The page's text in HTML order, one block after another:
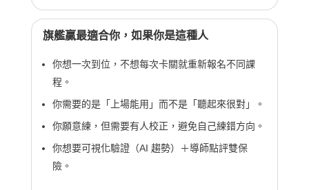
旗艦贏最適合你，如果你是這種人
你想一次到位，不想每次卡關就重新報名不同課
程。
你需要的是「上場能用」而不是「聽起來很對」。
你願意練，但需要有人校正，避免自己練錯方向。
你想要可視化驗證（AI 趨勢）＋導師點評雙保
險。